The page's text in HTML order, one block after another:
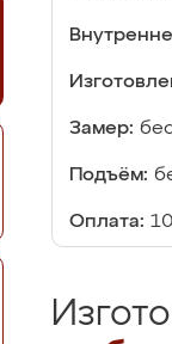
Замер:
Подъём:
Оплата: